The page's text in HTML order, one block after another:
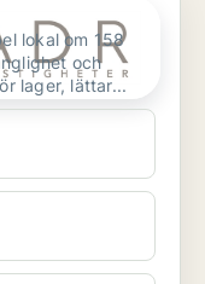
lokal om 158
och
sig för lager, lättar...